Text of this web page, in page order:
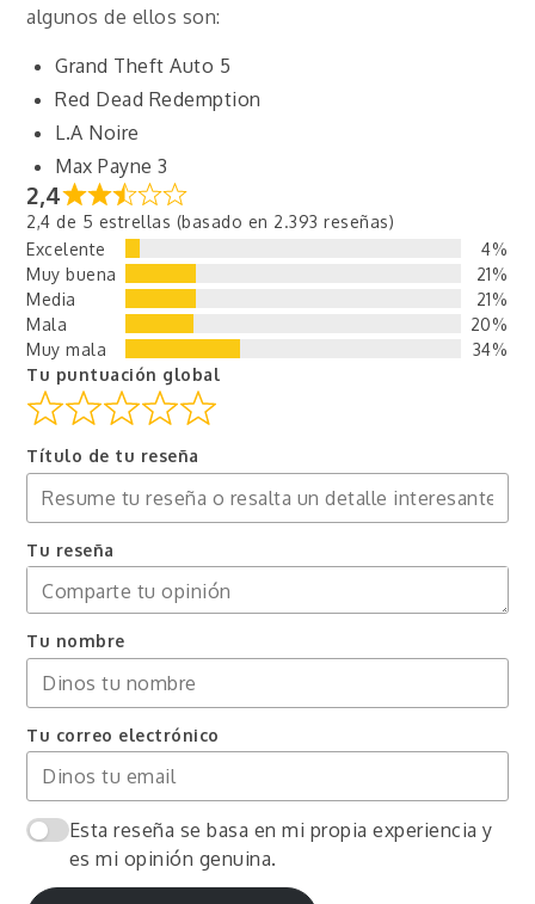
algunos de ellos son:
Grand Theft Auto 5
Red Dead Redemption
L.A Noire
Max Payne 3
2,4
2,4 de 5 estrellas (basado en 2.393 reseñas)
Excelente
4%
Muy buena
21%
Media
21%
Mala
20%
Muy mala
34%
Tu puntuación global
Título de tu reseña
Tu reseña
Tu nombre
Tu correo electrónico
Esta reseña se basa en mi propia experiencia y
es mi opinión genuina.